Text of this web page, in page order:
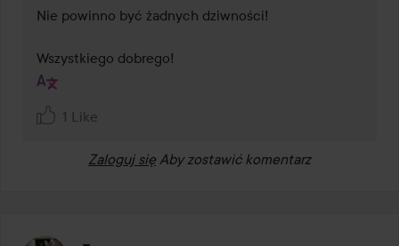
Nie powinno być żadnych dziwności!
Wszystkiego dobrego!
1 Like
Zaloguj się Aby zostawić komentarz